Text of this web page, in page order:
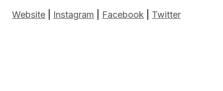
Website Instagram Facebook Twitter